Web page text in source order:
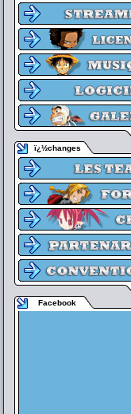
ï¿½changes
Facebook